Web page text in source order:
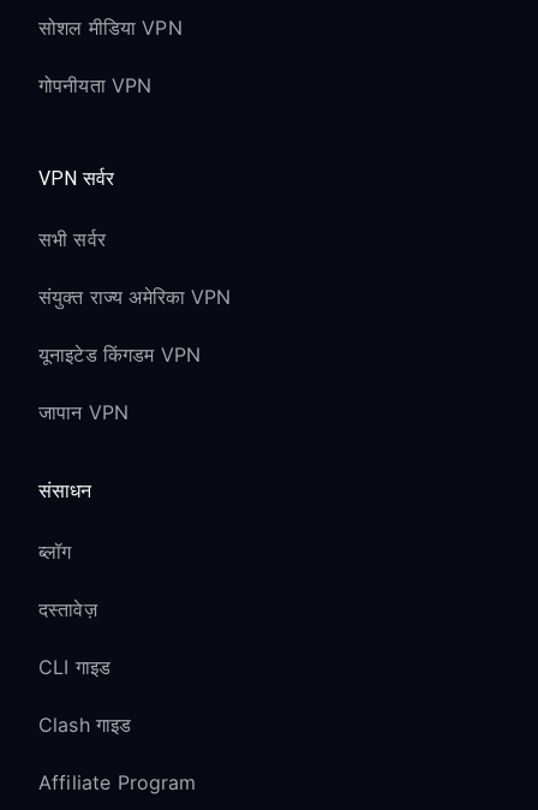
Game Boy और Game Boy Advance
classic game performance पर कोई प्रभाव
sync होते हैं
DLC और Season Pass
Content:
साथ काम करता है
एक क्षेत्र में खरीदे गए season passes वैश्विक
समस्याओं का समाधान
proxy settings कॉन्फ़िगर करने के बाद अपने
सोशल मीडिया VPN
गोपनीयता VPN
VPN सर्वर
सभी सर्वर
संयुक्त राज्य अमेरिका VPN
यूनाइटेड किंगडम VPN
जापान VPN
संसाधन
ब्लॉग
दस्तावेज़
CLI गाइड
Clash गाइड
Affiliate Program